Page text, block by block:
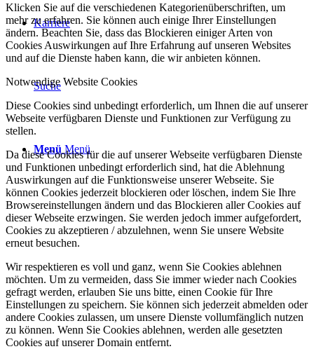
Karriere
Suche
Menü Menü
Klicken Sie auf die verschiedenen Kategorienüberschriften, um
mehr zu erfahren. Sie können auch einige Ihrer Einstellungen
ändern. Beachten Sie, dass das Blockieren einiger Arten von
Cookies Auswirkungen auf Ihre Erfahrung auf unseren Websites
und auf die Dienste haben kann, die wir anbieten können.
Notwendige Website Cookies
Diese Cookies sind unbedingt erforderlich, um Ihnen die auf unserer
Webseite verfügbaren Dienste und Funktionen zur Verfügung zu
stellen.
Da diese Cookies für die auf unserer Webseite verfügbaren Dienste
und Funktionen unbedingt erforderlich sind, hat die Ablehnung
Auswirkungen auf die Funktionsweise unserer Webseite. Sie
können Cookies jederzeit blockieren oder löschen, indem Sie Ihre
Browsereinstellungen ändern und das Blockieren aller Cookies auf
dieser Webseite erzwingen. Sie werden jedoch immer aufgefordert,
Cookies zu akzeptieren / abzulehnen, wenn Sie unsere Website
erneut besuchen.
Wir respektieren es voll und ganz, wenn Sie Cookies ablehnen
möchten. Um zu vermeiden, dass Sie immer wieder nach Cookies
gefragt werden, erlauben Sie uns bitte, einen Cookie für Ihre
Einstellungen zu speichern. Sie können sich jederzeit abmelden oder
andere Cookies zulassen, um unsere Dienste vollumfänglich nutzen
zu können. Wenn Sie Cookies ablehnen, werden alle gesetzten
Cookies auf unserer Domain entfernt.